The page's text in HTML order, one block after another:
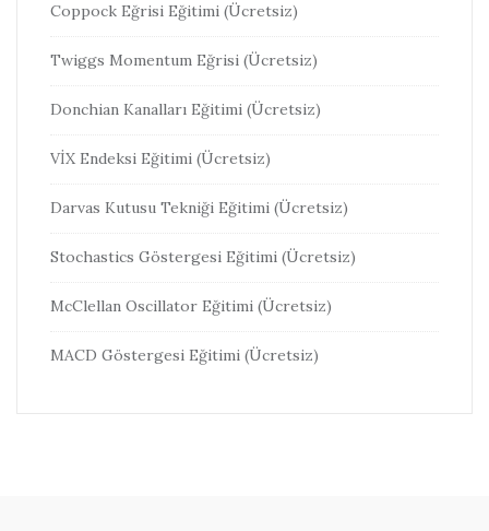
Coppock Eğrisi Eğitimi (Ücretsiz)
Twiggs Momentum Eğrisi (Ücretsiz)
Donchian Kanalları Eğitimi (Ücretsiz)
VİX Endeksi Eğitimi (Ücretsiz)
Darvas Kutusu Tekniği Eğitimi (Ücretsiz)
Stochastics Göstergesi Eğitimi (Ücretsiz)
McClellan Oscillator Eğitimi (Ücretsiz)
MACD Göstergesi Eğitimi (Ücretsiz)